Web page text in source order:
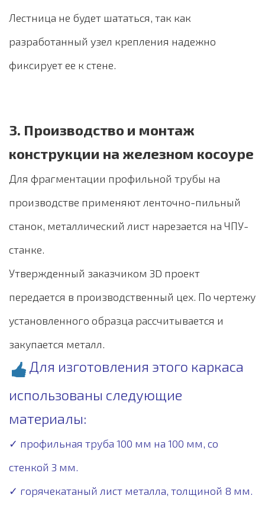
Лестница не будет шататься, так как
разработанный узел крепления надежно
фиксирует ее к стене.
3. Производство и монтаж
конструкции на железном косоуре
Для фрагментации профильной трубы на
производстве применяют ленточно-пильный
станок, металлический лист нарезается на ЧПУ-
станке.
Утвержденный заказчиком 3D проект
передается в производственный цех. По чертежу
установленного образца рассчитывается и
закупается металл.
Для изготовления этого каркаса
использованы следующие
материалы:
✓ профильная труба 100 мм на 100 мм, со
стенкой 3 мм.
✓ горячекатаный лист металла, толщиной 8 мм.